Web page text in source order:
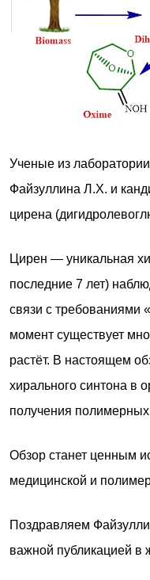
Ученые из
Файзуллина Л.Х. и
цирена
Цирен — уникальная
последние 7 лет)
связи с требованиями
момент существует
растёт. В настоящем
хирального синтона в
получения
Обзор станет ценным
медицинской и
Поздравляем
важной публикацией в